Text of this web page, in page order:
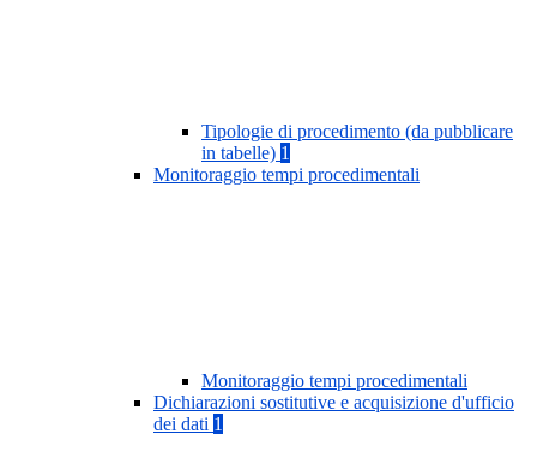
Tipologie di procedimento (da pubblicare
in tabelle) 1
Monitoraggio tempi procedimentali
Monitoraggio tempi procedimentali
Dichiarazioni sostitutive e acquisizione d'ufficio
dei dati 1